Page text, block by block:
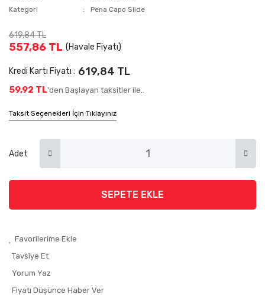
Kategori
Pena Capo Slide
619,84 TL
557,86 TL (Havale Fiyatı)
Kredi Kartı Fiyatı : 619,84 TL
59,92 TL'den Başlayan taksitler ile..
Taksit Seçenekleri İçin Tıklayınız
Adet
SEPETE EKLE
Tavsiye Et
Yorum Yaz
Fiyatı Düşünce Haber Ver